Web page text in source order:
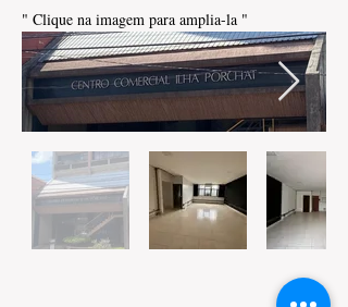
" Clique na imagem para amplia-la "